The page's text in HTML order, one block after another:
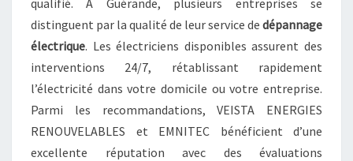
qualifié. À Guérande, plusieurs entreprises se
distinguent par la qualité de leur service de dépannage
électrique. Les électriciens disponibles assurent des
interventions 24/7, rétablissant rapidement
l’électricité dans votre domicile ou votre entreprise.
Parmi les recommandations, VEISTA ENERGIES
RENOUVELABLES et EMNITEC bénéficient d’une
excellente réputation avec des évaluations